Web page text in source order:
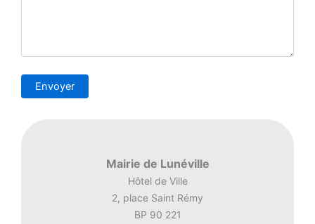
Mairie de Lunéville
Hôtel de Ville
2, place Saint Rémy
BP 90 221